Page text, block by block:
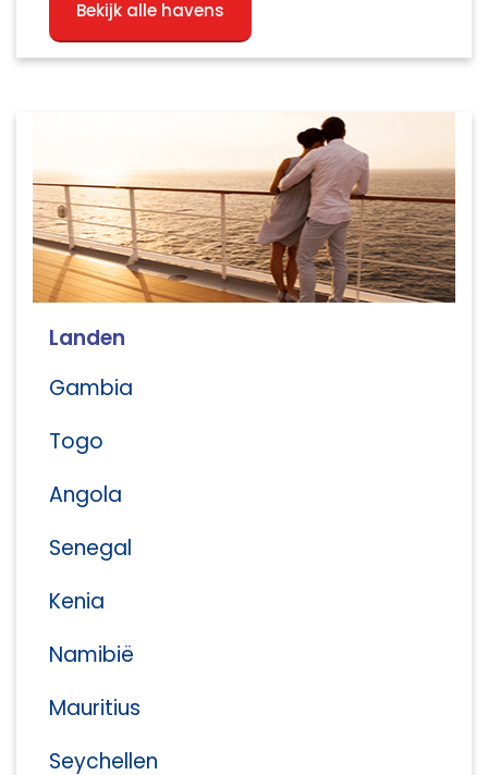
Bekijk alle havens
Landen
Gambia
Togo
Angola
Senegal
Kenia
Namibië
Mauritius
Seychellen